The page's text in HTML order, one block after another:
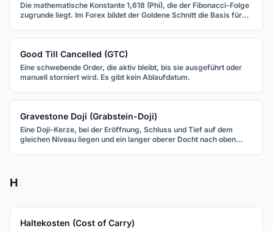
Die mathematische Konstante 1,618 (Phi), die der Fibonacci-Folge
zugrunde liegt. Im Forex bildet der Goldene Schnitt die Basis für
Good Till Cancelled (GTC)
Eine schwebende Order, die aktiv bleibt, bis sie ausgeführt oder
manuell storniert wird. Es gibt kein Ablaufdatum.
Gravestone Doji (Grabstein-Doji)
Eine Doji-Kerze, bei der Eröffnung, Schluss und Tief auf dem
gleichen Niveau liegen und ein langer oberer Docht nach oben
H
Haltekosten (Cost of Carry)